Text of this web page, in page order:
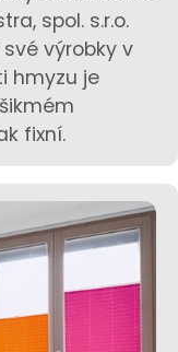
spol. s.r.o.
výrobky v
hmyzu je
fixní.